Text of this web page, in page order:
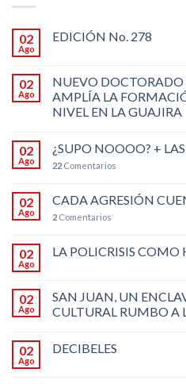
02
Ago
EDICIÓN No. 278
02
Ago
NUEVO DOCTORADO
AMPLÍA LA
NIVEL EN LA GUAJIRA
02
Ago
¿SUPO NOOOO? +
22 Comentarios
02
Ago
CADA AGRESIÓN
2 Comentarios
02
Ago
LA POLICRISIS COMO
02
Ago
SAN JUAN, UN
CULTURAL RUMBO A
02
Ago
DECIBELES